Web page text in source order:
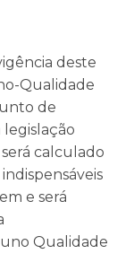
deste
Qualidade
de
calculado
e será
Qualidade